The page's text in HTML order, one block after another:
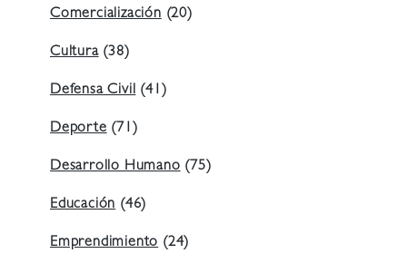
Comercialización(20)
Cultura(38)
Defensa Civil(41)
Deporte(71)
Desarrollo Humano(75)
Educación(46)
Emprendimiento(24)